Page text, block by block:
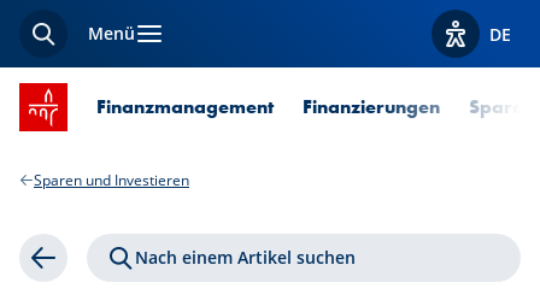
SucheMenü Optionen
DE
Startseite SPUERKEESS
Finanzmanagement Finanzierungen Sparen
Sparen und Investieren
Zurück Nach einem Artikel suchen